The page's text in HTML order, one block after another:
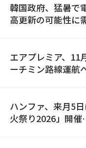
韓国政府、猛暑で
高更新の可能性に
エアプレミア、11
ーチミン路線運航
ハンファ、来月5
火祭り2026」開